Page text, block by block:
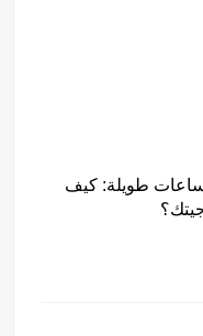
طويلة: كيف